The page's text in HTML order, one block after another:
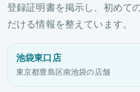
登録証明書を掲示し、初めて
だける情報を整えています。
池袋東口店
東京都豊島区南池袋の店舗